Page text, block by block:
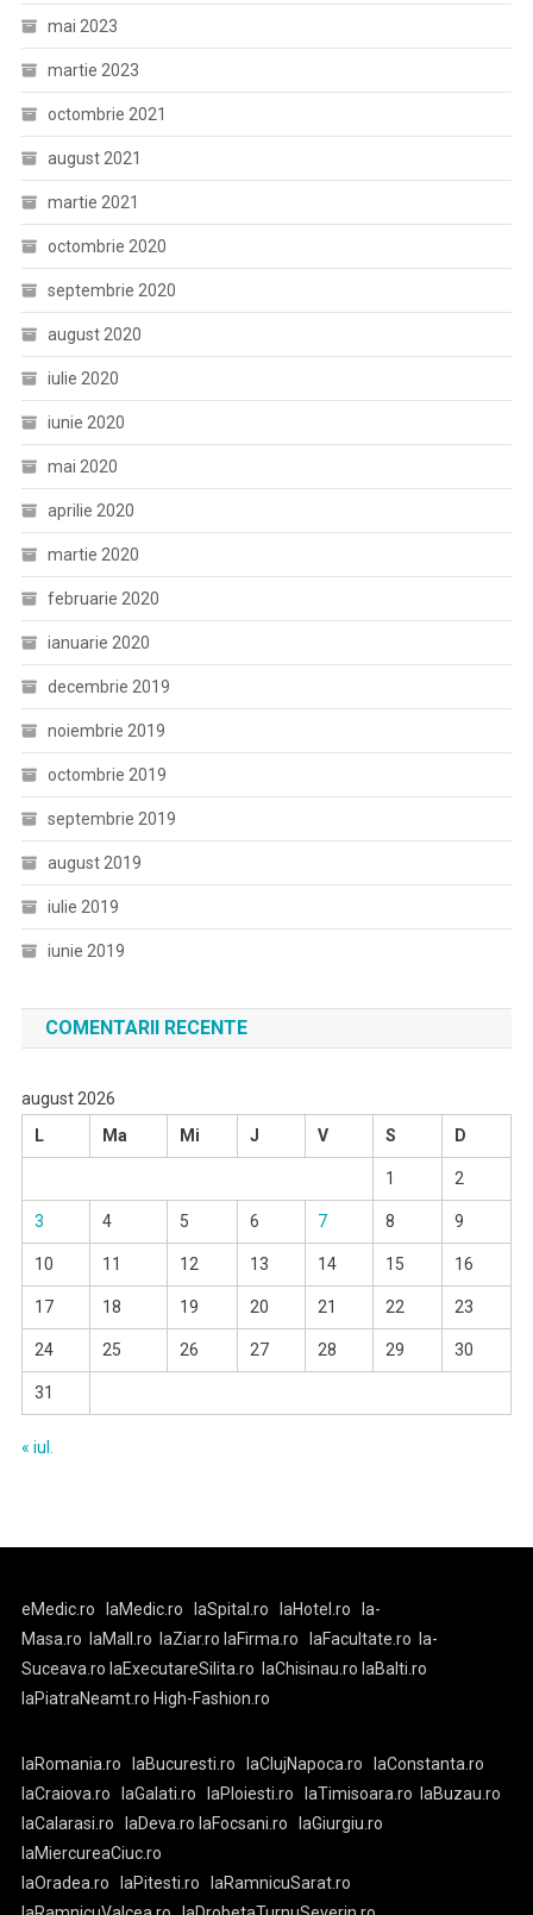
mai 2023
martie 2023
octombrie 2021
august 2021
martie 2021
octombrie 2020
septembrie 2020
august 2020
iulie 2020
iunie 2020
mai 2020
aprilie 2020
martie 2020
februarie 2020
ianuarie 2020
decembrie 2019
noiembrie 2019
octombrie 2019
septembrie 2019
august 2019
iulie 2019
iunie 2019
COMENTARII RECENTE
august 2026
L
Ma Mi J V S D
1 2
3 4 5 6 7 8 9
10 11 12 13 14 15 16
17 18 19 20 21 22 23
24 25 26 27 28 29 30
31
« iul.
eMedic.ro laMedic.ro laSpital.ro laHotel.ro
la-
Masa.ro
laMall.ro laZiar.ro laFirma.ro laFacultate.ro
la-
Suceava.ro laExecutareSilita.ro laChisinau.ro laBalti.ro
laPiatraNeamt.ro High-Fashion.ro
laRomania.ro laBucuresti.ro laClujNapoca.ro
laConstanta.ro
laCraiova.ro
laGalati.ro laPloiesti.ro laTimisoara.ro
laBuzau.ro
laCalarasi.ro
laDeva.ro laFocsani.ro
laGiurgiu.ro
laMiercureaCiuc.ro
laOradea.ro
laPitesti.ro
laRamnicuSarat.ro